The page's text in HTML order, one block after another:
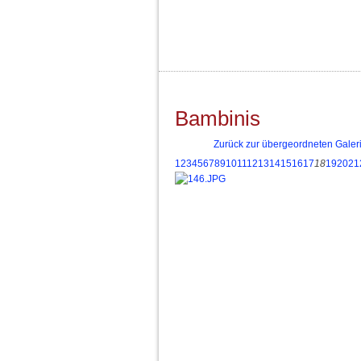
Bambinis
Zurück zur übergeordneten
123456789101112131415161718192021